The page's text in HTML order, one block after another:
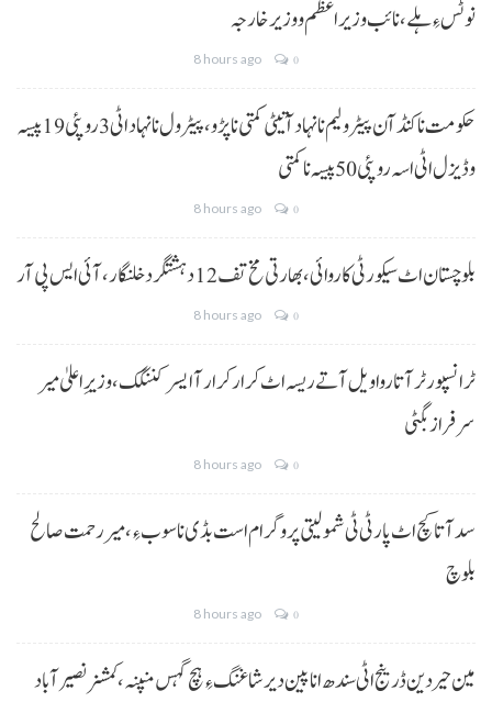
نوٹس ءِ ہلے،نائب وزیراعظم و وزیر خارجہ
8 hours ago 0
حکومت نا کنڈ آن پیٹرولیم نا نہاد آتیٹی کمتی نا پڑو،پیٹرول نا نہاد اٹی 3 روپئی 19 پیسہ
و ڈیزل اٹی اسہ روپئی 50 پیسہ نا کمتی
8 hours ago 0
بلوچستان اٹ سیکورٹی کاروائی، بھارتی مخ تف 12 دہشتگرد خلنگار،آئی ایس پی آر
8 hours ago 0
ٹرانسپورٹر آتا روا ویل آتے ریسہ اٹ کرار کرار آ ایسر کننگک ،وزیرِ اعلیٰ میر
سرفراز بگٹی
8 hours ago 0
سد آتا کچ اٹ پارٹی ٹی شمولیتی پروگرام است بڈی نا سوب ءِ،میر رحمت صالح
بلوچ
8 hours ago 0
مین حیردین ڈرینج اٹی سندھ انا پین دیر شاغنگ ءِ ہچ گہس منپنہ،کمشنر نصیرآباد